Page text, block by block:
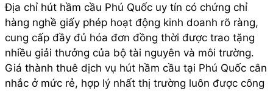
Địa chỉ hút hầm cầu Phú Quốc uy tín có chứng chỉ
hàng nghề giấy phép hoạt động kinh doanh rõ ràng,
cung cấp đầy đủ hóa đơn đồng thời được trao tặng
nhiều giải thưởng của bộ tài nguyên và môi trường.
Giá thành thuê dịch vụ hút hầm cầu tại Phú Quốc cân
nhắc ở mức rẻ, hợp lý nhất thị trường luôn được công